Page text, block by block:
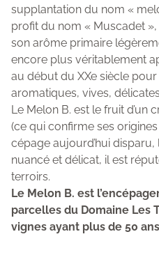
supplantation du nom «
profit du nom « Muscadet
son arôme primaire
encore plus véritablement
au début du XXe siècle
aromatiques, vives,
Le Melon B. est le fruit d’un
(ce qui confirme ses
cépage aujourd’hui
nuancé et délicat, il est
terroirs.
Le Melon B. est
parcelles du Domaine Les
vignes ayant plus de 50